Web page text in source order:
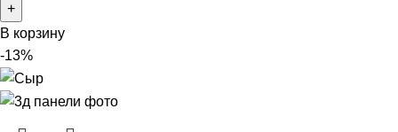
В корзину
-13%